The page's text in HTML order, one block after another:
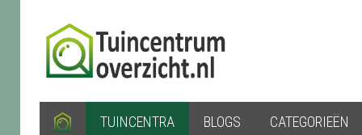
TUINCENTRA BLOGS CATEGORIEËN